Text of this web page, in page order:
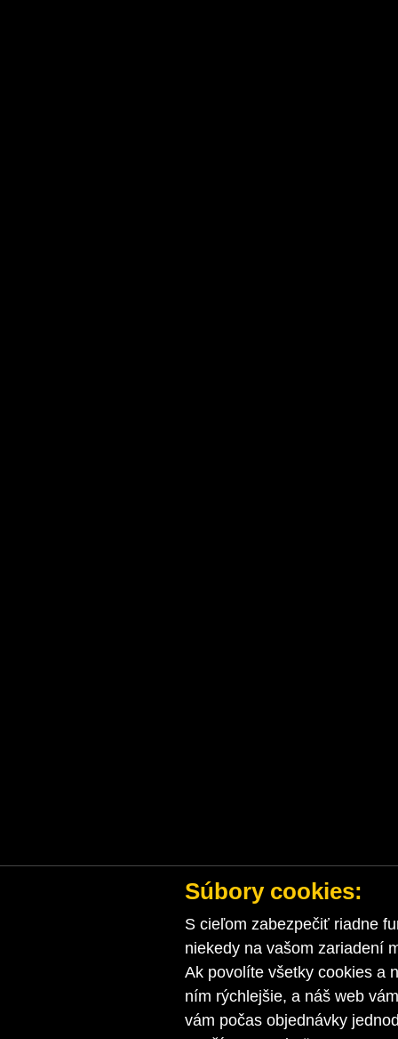
Súbory cookies:
S cieľom zabezpečiť riadne
niekedy na vašom zariadení
Ak povolíte všetky cookies a
ním rýchlejšie, a náš web
vám počas objednávky